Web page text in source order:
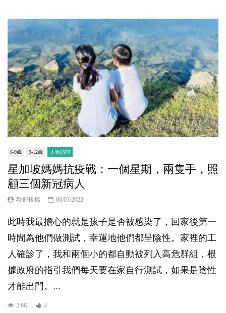
6-9歲 9-12歲 人物訪問
星加坡媽媽抗疫戰：一個星期，兩隻手，照
顧三個新冠病人
歡迎投稿 08/03/2022
此時我最擔心的就是孩子是否被感染了，回家後第一
時間為他們做測試，幸運地他們都呈陰性。家裡的工
人確診了，我和兩個小的都自動被列入高危群組，根
據政府的指引我們每天要在家自行測試，如果是陰性
才能出門。...
2.6K 4